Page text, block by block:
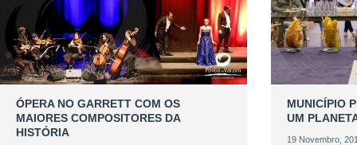
ÓPERA NO GARRETT COM OS
MAIORES COMPOSITORES DA
HISTÓRIA
MUNICÍPIO
UM
19 Novembro,